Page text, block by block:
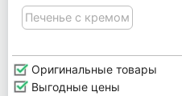
Печенье с кремом
Оригинальные товары
Выгодные цены